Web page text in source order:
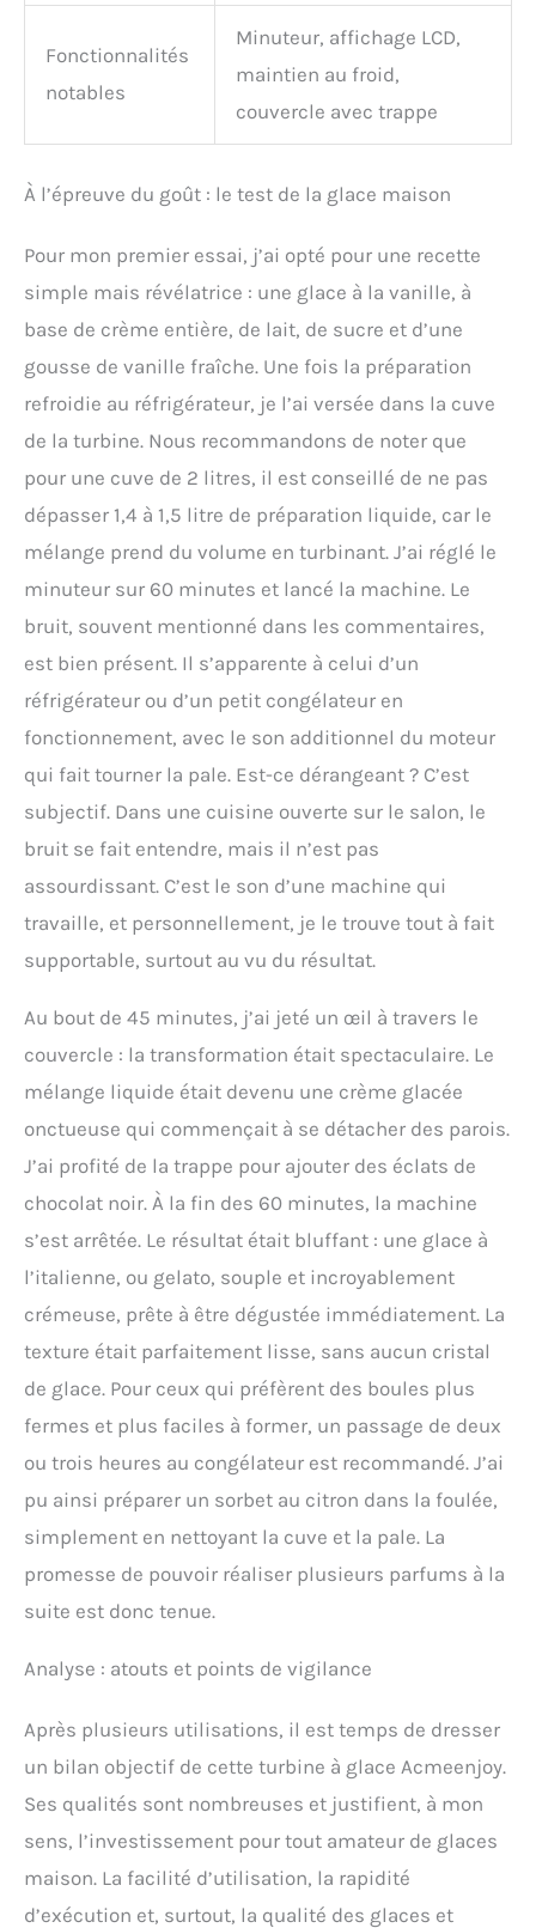
Fonctionnalités
notables
Minuteur, affichage LCD,
maintien au froid,
couvercle avec trappe
À l’épreuve du goût : le test de la glace maison
Pour mon premier essai, j’ai opté pour une recette
simple mais révélatrice : une glace à la vanille, à
base de crème entière, de lait, de sucre et d’une
gousse de vanille fraîche. Une fois la préparation
refroidie au réfrigérateur, je l’ai versée dans la cuve
de la turbine. Nous recommandons de noter que
pour une cuve de 2 litres, il est conseillé de ne pas
dépasser 1,4 à 1,5 litre de préparation liquide, car le
mélange prend du volume en turbinant. J’ai réglé le
minuteur sur 60 minutes et lancé la machine. Le
bruit, souvent mentionné dans les commentaires,
est bien présent. Il s’apparente à celui d’un
réfrigérateur ou d’un petit congélateur en
fonctionnement, avec le son additionnel du moteur
qui fait tourner la pale. Est-ce dérangeant ? C’est
subjectif. Dans une cuisine ouverte sur le salon, le
bruit se fait entendre, mais il n’est pas
assourdissant. C’est le son d’une machine qui
travaille, et personnellement, je le trouve tout à fait
supportable, surtout au vu du résultat.
Au bout de 45 minutes, j’ai jeté un œil à travers le
couvercle : la transformation était spectaculaire. Le
mélange liquide était devenu une crème glacée
onctueuse qui commençait à se détacher des parois.
J’ai profité de la trappe pour ajouter des éclats de
chocolat noir. À la fin des 60 minutes, la machine
s’est arrêtée. Le résultat était bluffant : une glace à
l’italienne, ou gelato, souple et incroyablement
crémeuse, prête à être dégustée immédiatement. La
texture était parfaitement lisse, sans aucun cristal
de glace. Pour ceux qui préfèrent des boules plus
fermes et plus faciles à former, un passage de deux
ou trois heures au congélateur est recommandé. J’ai
pu ainsi préparer un sorbet au citron dans la foulée,
simplement en nettoyant la cuve et la pale. La
promesse de pouvoir réaliser plusieurs parfums à la
suite est donc tenue.
Analyse : atouts et points de vigilance
Après plusieurs utilisations, il est temps de dresser
un bilan objectif de cette turbine à glace Acmeenjoy.
Ses qualités sont nombreuses et justifient, à mon
sens, l’investissement pour tout amateur de glaces
maison. La facilité d’utilisation, la rapidité
d’exécution et, surtout, la qualité des glaces et